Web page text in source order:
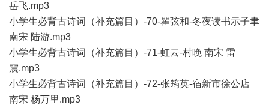
岳飞.mp3
小学生必背古诗词（补充篇目）-70-瞿弦和-冬夜读书示子聿
南宋 陆游.mp3
小学生必背古诗词（补充篇目）-71-虹云-村晚 南宋 雷
震.mp3
小学生必背古诗词（补充篇目）-72-张筠英-宿新市徐公店
南宋 杨万里.mp3